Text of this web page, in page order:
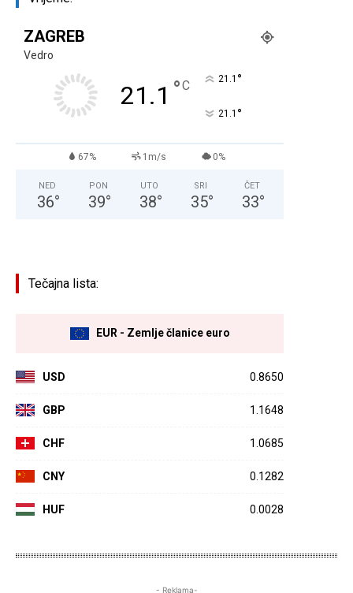
ZAGREB
Vedro
21.1 °C 21.1 °
21.1 °
67% 1m/s 0%
NED
36°
PON
39°
UTO
38°
SRI
35°
ČET
33°
Tečajna lista:
EUR - Zemlje članice euro
USD 0.8650
GBP 1.1648
CHF 1.0685
CNY 0.1282
HUF 0.0028
- Reklama-